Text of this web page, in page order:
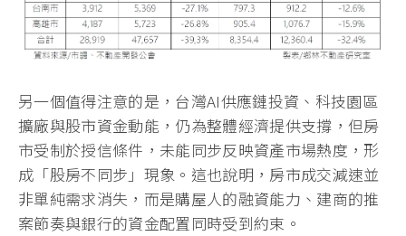
另一個值得注意的是，台灣AI供應鏈投資、科技園區
擴廠與股市資金動能，仍為整體經濟提供支撐，但房
市受制於授信條件，未能同步反映資產市場熱度，形
成「股房不同步」現象。這也說明，房市成交減速並
非單純需求消失，而是購屋人的融資能力、建商的推
案節奏與銀行的資金配置同時受到約束。